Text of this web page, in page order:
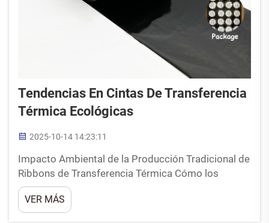
Tendencias En Cintas De Transferencia
Térmica Ecológicas
2025-10-14 14:23:11
Impacto Ambiental de la Producción Tradicional de
Ribbons de Transferencia Térmica Cómo los
Métodos Convencionales Contribuyen a la
Contaminación y al Desperdicio La mayoría de los
métodos tradicionales para fabricar ribbons de
VER MÁS